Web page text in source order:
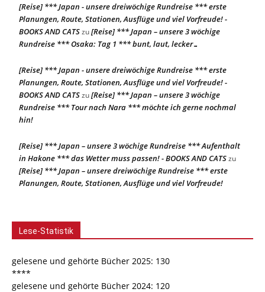
[Reise] *** Japan - unsere dreiwöchige Rundreise *** erste
Planungen, Route, Stationen, Ausflüge und viel Vorfreude! -
BOOKS AND CATSzu[Reise] *** Japan – unsere 3 wöchige
Rundreise *** Osaka: Tag 1 *** bunt, laut, lecker…
[Reise] *** Japan - unsere dreiwöchige Rundreise *** erste
Planungen, Route, Stationen, Ausflüge und viel Vorfreude! -
BOOKS AND CATSzu[Reise] *** Japan – unsere 3 wöchige
Rundreise *** Tour nach Nara *** möchte ich gerne nochmal
hin!
[Reise] *** Japan – unsere 3 wöchige Rundreise *** Aufenthalt
in Hakone *** das Wetter muss passen! - BOOKS AND CATSzu
[Reise] *** Japan – unsere dreiwöchige Rundreise *** erste
Planungen, Route, Stationen, Ausflüge und viel Vorfreude!
Lese-Statistik
gelesene und gehörte Bücher 2025: 130
****
gelesene und gehörte Bücher 2024: 120